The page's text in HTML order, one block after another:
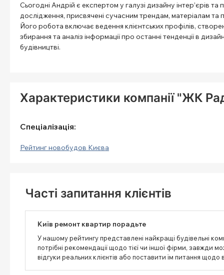
Сьогодні Андрій є експертом у галузі дизайну інтер’єрів та
дослідження, присвячені сучасним трендам, матеріалам та
Його робота включає ведення клієнтських профілів,
збирання та аналіз інформації про останні тенденції в
будівництві.
Характеристики компанії "ЖК
Спеціалізація:
Рейтинг новобудов Києва
Часті запитання клієнтів
Київ ремонт квартир порадьте
У нашому рейтингу представлені найкращі будівельні
потрібні рекомендації щодо тієї чи іншої фірми, завжди
відгуки реальних клієнтів або поставити їм питання щодо